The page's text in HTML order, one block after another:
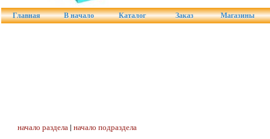
Главная В начало Каталог Заказ Магазины
начало раздела| начало подраздела